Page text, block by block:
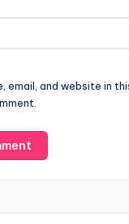
email, and website in